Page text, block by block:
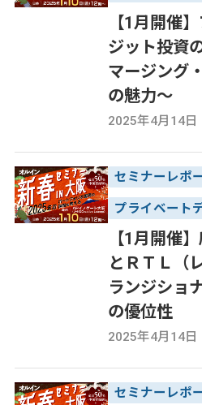
【1月開催
ジット投資
マージング
の魅力～
2025年4月14日
セミナーレポ
プライベート
【1月開催
とＲＴＬ（
ランジショ
の優位性
2025年4月14日
セミナーレポ